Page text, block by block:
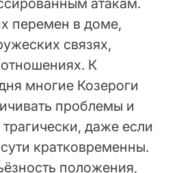
перемен в доме,
связях,
К
многие Козероги
проблемы и
даже если
кратковременны.
положения,